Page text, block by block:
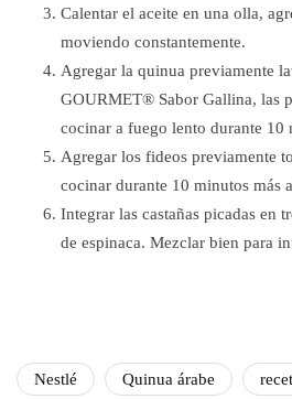
Calentar el aceite en una olla,
moviendo constantemente.
Agregar la quinua previamente
GOURMET® Sabor Gallina, las
cocinar a fuego lento durante 10
Agregar los fideos previamente
cocinar durante 10 minutos más
Integrar las castañas picadas en
de espinaca. Mezclar bien para
Nestlé Quinua árabe